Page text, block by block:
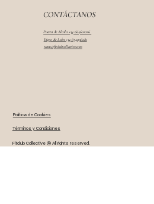
CONTÁCTANOS
Puerta de Alcala +34 664601026
Diego de León +34 674096281
team@fitclubcollective.com
Términos y Condiciones
Política de Cookies
Fitclub Collective ® All rights reserved.